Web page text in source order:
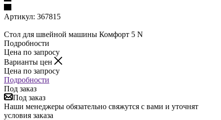
Артикул: 367815
Стол для швейной машины Комфорт 5 N
Подробности
Цена по запросу
Варианты цен
Цена по запросу
Подробности
Под заказ
Под заказ
Наши менеджеры обязательно свяжутся с вами и уточнят
условия заказа